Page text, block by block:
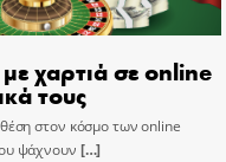
χαρτιά σε online
τους
στον κόσμο των online
ψάχνουν […]